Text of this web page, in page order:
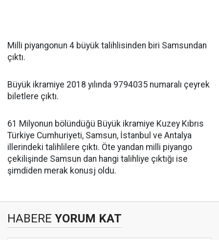
Milli piyangonun 4 büyük talihlisinden biri Samsundan
çıktı.
Büyük ikramiye 2018 yılında 9794035 numaralı çeyrek
biletlere çıktı.
61 Milyonun bölündüğü Büyük ikramiye Kuzey Kıbrıs
Türkiye Cumhuriyeti, Samsun, İstanbul ve Antalya
illerindeki talihlilere çıktı. Öte yandan milli piyango
çekilişinde Samsun dan hangi talihliye çıktığı ise
şimdiden merak konusj oldu.
HABERE YORUM KAT